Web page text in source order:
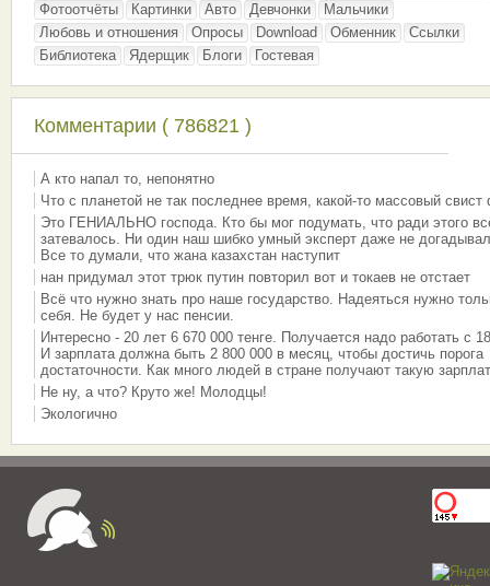
Фотоотчёты
Картинки Авто Девчонки
Мальчики
Любовь и отношения
Опросы Download Обменник
Ссылки
Библиотека
Ядерщик Блоги Гостевая
Комментарии ( 786821 )
А кто напал то, непонятно
Что с планетой не так последнее время, какой-то массовый свист
Это ГЕНИАЛЬНО господа. Кто бы мог подумать, что ради этого
затевалось. Ни один наш шибко умный эксперт даже не
Все то думали, что жана казахстан наступит
нан придумал этот трюк путин повторил вот и токаев не отстает
Всё что нужно знать про наше государство. Надеяться нужно
себя. Не будет у нас пенсии.
Интересно - 20 лет 6 670 000 тенге. Получается надо работать с
И зарплата должна быть 2 800 000 в месяц, чтобы достичь порога
достаточности. Как много людей в стране получают такую
Не ну, а что? Круто же! Молодцы!
Экологично